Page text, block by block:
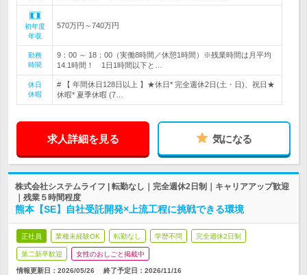
初年度
年収
570万円～740万円
勤務
時間
9：00 ～ 18：00（実働8時間／休憩1時間）※残業時間は月平均
14.1時間！ 1日1時間以下と…
休日
休暇
# 【 年間休日128日以上 】★休日* 完全週休2日(土・日)、祝日★
休暇* 夏季休暇 (7…
求人詳細を見る 気になる
株式会社システムライフ | 転勤なし｜完全週休2日制｜キャリアアップ歓迎
｜残業５時間程度
熊本【SE】自社受託開発×上流工程に挑戦できる環境
正社員 業種未経験OK 転勤なし 学歴不問 完全週休2日制
第二新卒歓迎 女性のおしごと掲載中
情報更新日：2026/05/26 終了予定日： 2026/11/16